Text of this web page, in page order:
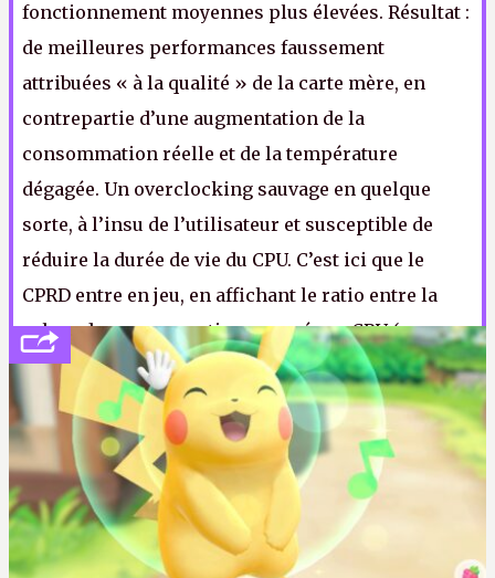
fonctionnement moyennes plus élevées. Résultat :
de meilleures performances faussement
attribuées « à la qualité » de la carte mère, en
contrepartie d’une augmentation de la
consommation réelle et de la température
dégagée. Un overclocking sauvage en quelque
sorte, à l’insu de l’utilisateur et susceptible de
réduire la durée de vie du CPU. C’est ici que le
CPRD entre en jeu, en affichant le ratio entre la
valeur de consommation envoyée au CPU (en
charge) par la mobale, et la consommation réelle
du processeur. Si la valeur oscille entre 95 % et
105 %, OK, tout va bien, y a pas d’embrouille. Sauf
que dans le cas des mobales concernées, il est
question de… 50 %. Une paille. À vos tests.